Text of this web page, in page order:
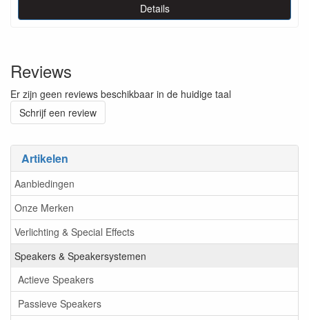
Artikelen
Aanbiedingen
Onze Merken
Verlichting & Special Effects
Speakers & Speakersystemen
Actieve Speakers
Passieve Speakers
Details
Reviews
Er zijn geen reviews beschikbaar in de huidige taal
Schrijf een review